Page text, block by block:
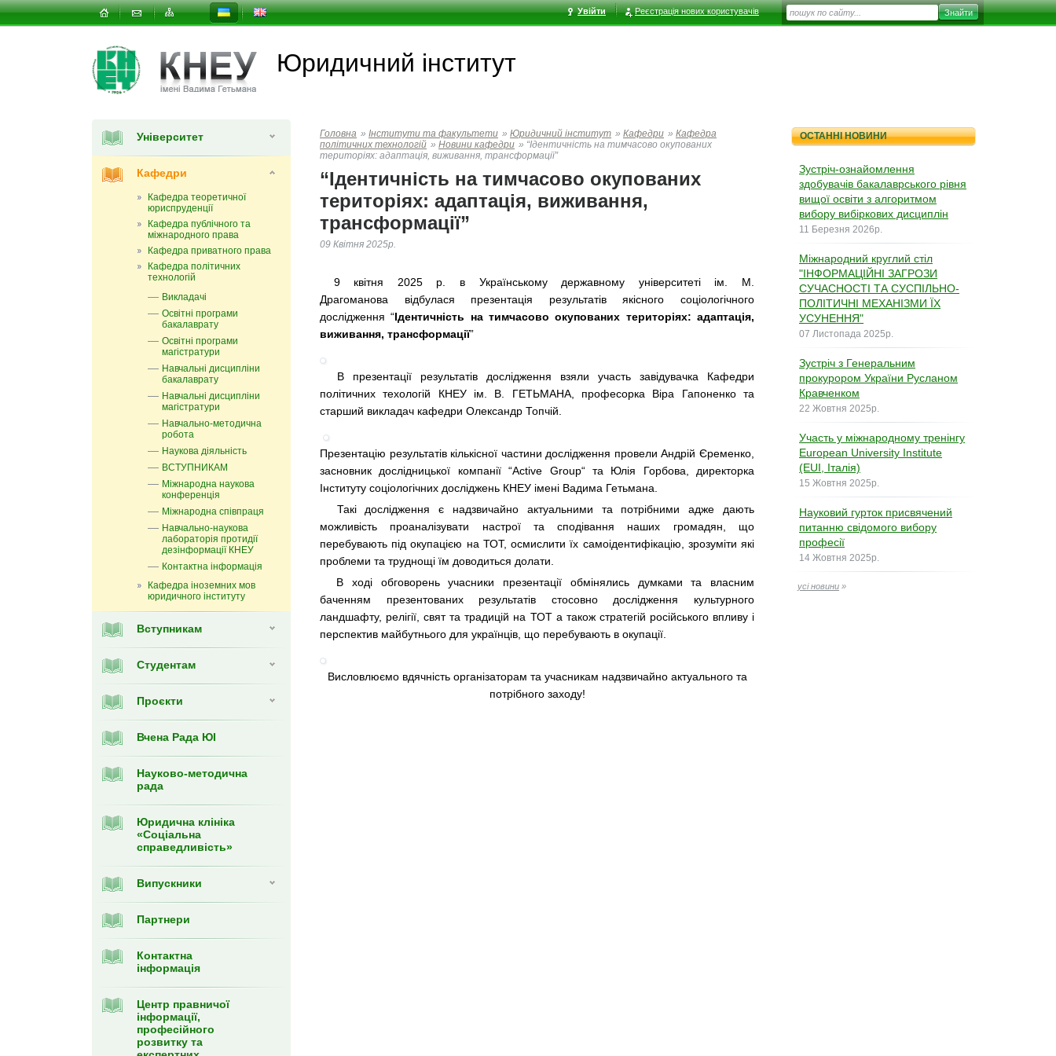
Увійти Реєстрація нових користувачів
Юридичний інститут
Університет
Кафедри
Кафедра теоретичної
юриспруденції
Кафедра публічного та
міжнародного права
Кафедра приватного права
Кафедра політичних
технологій
Викладачі
Освітні програми
бакалаврату
Освітні програми
магістратури
Навчальні дисципліни
бакалаврату
Навчальні дисципліни
магістратури
Навчально-методична
робота
Наукова діяльність
ВСТУПНИКАМ
Міжнародна наукова
конференція
Міжнародна співпраця
Навчально-наукова
лабораторія протидії
дезінформації КНЕУ
Контактна інформація
Кафедра іноземних мов
юридичного інституту
Вступникам
Студентам
Проєкти
Вчена Рада ЮІ
Науково-методична
рада
Юридична клініка
«Соціальна
справедливість»
Випускники
Партнери
Контактна
інформація
Центр правничої
інформації,
професійного
розвитку та
Головна » Інститути та факультети » Юридичний інститут » Кафедри » Кафедра
політичних технологій » Новини кафедри » “Ідентичність на тимчасово окупованих
територіях: адаптація, виживання, трансформації”
“Ідентичність на тимчасово окупованих
територіях: адаптація, виживання,
трансформації”
09 Квітня 2025р.
9 квітня 2025 р. в Українському державному університеті ім. М.
Драгоманова відбулася презентація результатів якісного соціологічного
дослідження “Ідентичність на тимчасово окупованих територіях: адаптація,
виживання, трансформації”
В презентації результатів дослідження взяли участь завідувачка Кафедри
політичних техологій КНЕУ ім. В. ГЕТЬМАНА, професорка Віра Гапоненко та
старший викладач кафедри Олександр Топчій.
Презентацію результатів кількісної частини дослідження провели Андрій Єременко,
засновник дослідницької компанії “Active Group“ та Юлія Горбова, директорка
Інституту соціологічних досліджень КНЕУ імені Вадима Гетьмана.
Такі дослідження є надзвичайно актуальними та потрібними адже дають
можливість проаналізувати настрої та сподівання наших громадян, що
перебувають під окупацією на ТОТ, осмислити їх самоідентифікацію, зрозуміти які
проблеми та труднощі їм доводиться долати.
В ході обговорень учасники презентації обмінялись думками та власним
баченням презентованих результатів стосовно дослідження культурного
ландшафту, релігії, свят та традицій на ТОТ а також стратегій російського впливу і
перспектив майбутнього для українців, що перебувають в окупації.
Висловлюємо вдячність організаторам та учасникам надзвичайно актуального та
потрібного заходу!
ОСТАННІ НОВИНИ
Зустріч-ознайомлення
здобувачів бакалаврського рівня
вищої освіти з алгоритмом
вибору вибіркових дисциплін
11 Березня 2026р.
Міжнародний круглий стіл
"ІНФОРМАЦІЙНІ ЗАГРОЗИ
СУЧАСНОСТІ ТА СУСПІЛЬНО-
ПОЛІТИЧНІ МЕХАНІЗМИ ЇХ
УСУНЕННЯ"
07 Листопада 2025р.
Зустріч з Генеральним
прокурором України Русланом
Кравченком
22 Жовтня 2025р.
Участь у міжнародному тренінгу
European University Institute
(EUI, Італія)
15 Жовтня 2025р.
Науковий гурток присвячений
питанню свідомого вибору
професії
14 Жовтня 2025р.
усі новини »